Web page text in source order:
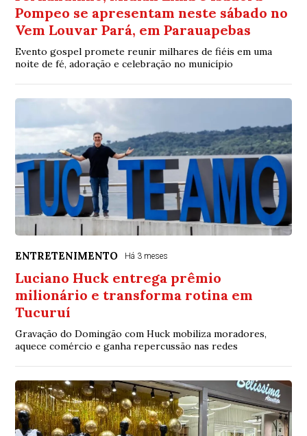
Pompeo se apresentam neste sábado no
Vem Louvar Pará, em Parauapebas
Evento gospel promete reunir milhares de fiéis em uma
noite de fé, adoração e celebração no município
ENTRETENIMENTO Há 3 meses
Luciano Huck entrega prêmio
milionário e transforma rotina em
Tucuruí
Gravação do Domingão com Huck mobiliza moradores,
aquece comércio e ganha repercussão nas redes